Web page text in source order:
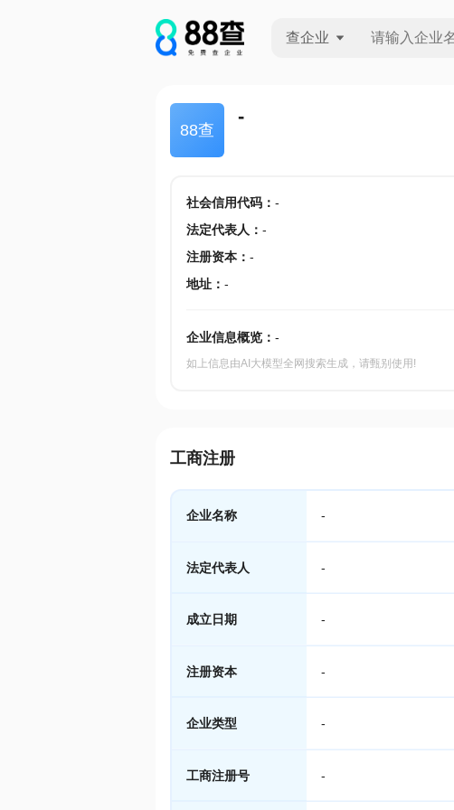
查企业
88查
-
社会信用代码： -
法定代表人 ： -
注册资本： -
地址： -
企业信息概览： -
如上信息由AI大模型全网搜索生成，请甄别使用!
工商注册
企业名称 -
法定代表人 -
成立日期 -
注册资本 -
企业类型 -
工商注册号 -